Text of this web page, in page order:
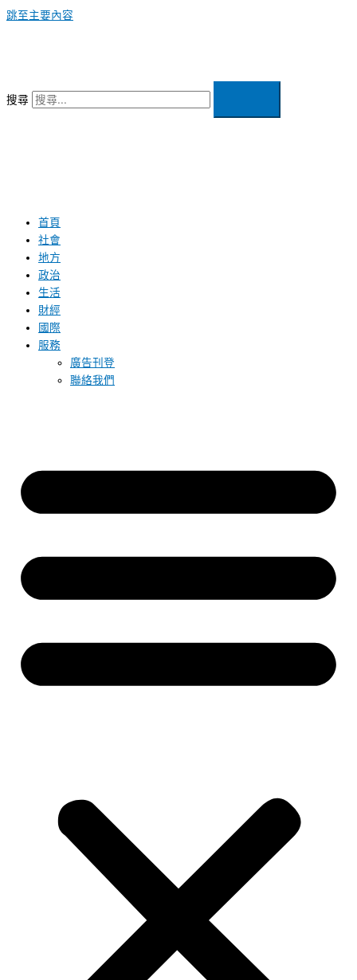
跳至主要內容
搜尋
首頁
社會
地方
政治
生活
財經
國際
服務
廣告刊登
聯絡我們